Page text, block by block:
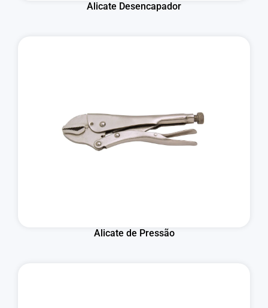
Alicate Desencapador
Alicate de Pressão